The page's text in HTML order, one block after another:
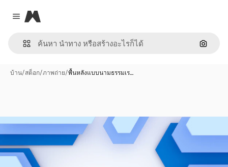
Close menu
Magnific
ค้นหา
บ้าน/สต็อก/ภาพถ่าย/พื้นหลังแบบนามธรรมเร…